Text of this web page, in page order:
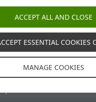
conocimiento de ESET
s r.o. Todos los
ACCEPT ALL AND CLOSE
ESSENTIAL COOKIES
MANAGE COOKIES